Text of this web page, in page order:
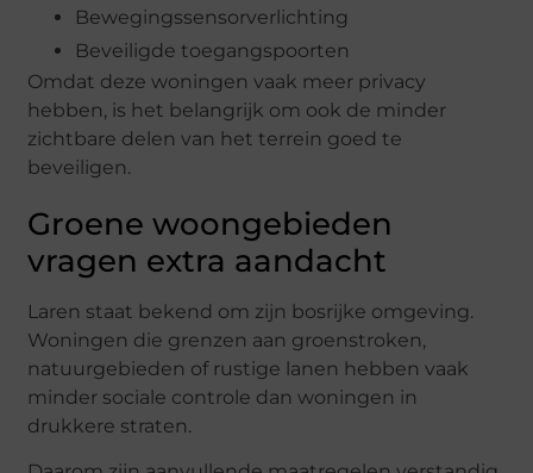
Bewegingssensorverlichting
Beveiligde toegangspoorten
Omdat deze woningen vaak meer privacy
hebben, is het belangrijk om ook de minder
zichtbare delen van het terrein goed te
beveiligen.
Groene woongebieden
vragen extra aandacht
Laren staat bekend om zijn bosrijke omgeving.
Woningen die grenzen aan groenstroken,
natuurgebieden of rustige lanen hebben vaak
minder sociale controle dan woningen in
drukkere straten.